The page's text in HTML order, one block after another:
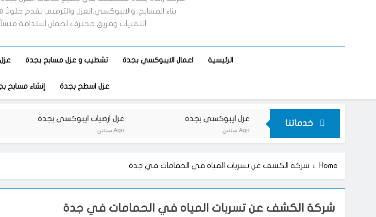
بناء المسابح، والايبوكسي,العزل والترميم. نقدم
التقنيات وفريق محترف لضمان استدامة
الرئيسية اعمال الايبوكسي بجدة تشطيب و عزل مسابح بجدة
عزل اسطح بجدة إنشاء مسابح
خدماتنا ايبوكسي بجدة عزل ايبوكسي بجدة
سنتين Ago
عزل ارضيات ايبوكسي بجدة
سنتين Ago
Home شركة الكشف عن تسربات المياه في الحمامات في جدة
شركة الكشف عن تسربات المياه في الحمامات في جدة